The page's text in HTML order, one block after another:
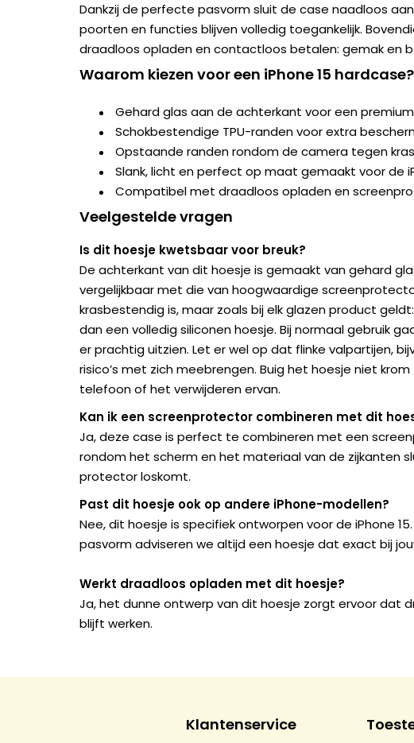
Dankzij de perfecte pasvorm sluit de case naadloos aan
poorten en functies blijven volledig toegankelijk.
draadloos opladen en contactloos betalen: gemak en
Waarom kiezen voor een iPhone 15 hardcase?
Gehard glas aan de achterkant voor een
Schokbestendige TPU-randen voor extra
Opstaande randen rondom de camera tegen
Slank, licht en perfect op maat gemaakt voor de
Compatibel met draadloos opladen en
Veelgestelde vragen
Is dit hoesje kwetsbaar voor breuk?
De achterkant van dit hoesje is gemaakt van gehard
vergelijkbaar met die van hoogwaardige
krasbestendig is, maar zoals bij elk glazen product
dan een volledig siliconen hoesje. Bij normaal gebruik
er prachtig uitzien. Let er wel op dat flinke valpartijen,
risico’s met zich meebrengen. Buig het hoesje niet
telefoon of het verwijderen ervan.
Kan ik een screenprotector combineren met dit
Ja, deze case is perfect te combineren met een
rondom het scherm en het materiaal van de zijkanten
protector loskomt.
Past dit hoesje ook op andere iPhone-modellen?
Nee, dit hoesje is specifiek ontworpen voor de iPhone
pasvorm adviseren we altijd een hoesje dat exact bij
Werkt draadloos opladen met dit hoesje?
Ja, het dunne ontwerp van dit hoesje zorgt ervoor dat
blijft werken.
Klantenservice